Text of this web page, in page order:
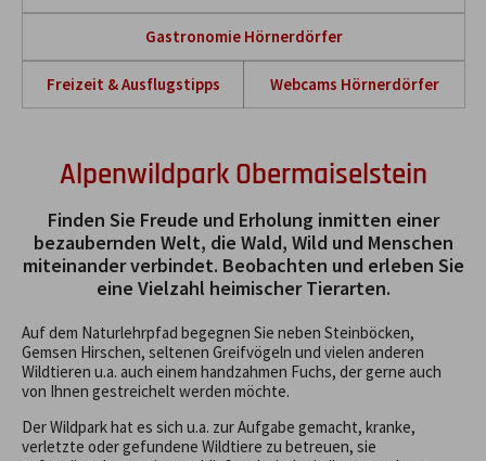
Gastronomie Hörnerdörfer
Freizeit & Ausflugstipps Webcams Hörnerdörfer
Alpenwildpark Obermaiselstein
Finden Sie Freude und Erholung inmitten einer
bezaubernden Welt, die Wald, Wild und Menschen
miteinander verbindet. Beobachten und erleben Sie
eine Vielzahl heimischer Tierarten.
Auf dem Naturlehrpfad begegnen Sie neben Steinböcken,
Gemsen Hirschen, seltenen Greifvögeln und vielen anderen
Wildtieren u.a. auch einem handzahmen Fuchs, der gerne auch
von Ihnen gestreichelt werden möchte.
Der Wildpark hat es sich u.a. zur Aufgabe gemacht, kranke,
verletzte oder gefundene Wildtiere zu betreuen, sie